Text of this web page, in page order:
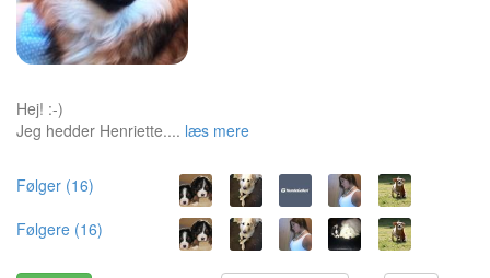
Hej! :-)
Jeg hedder Henriette.... læs mere
Følger (16)
Følgere (16)